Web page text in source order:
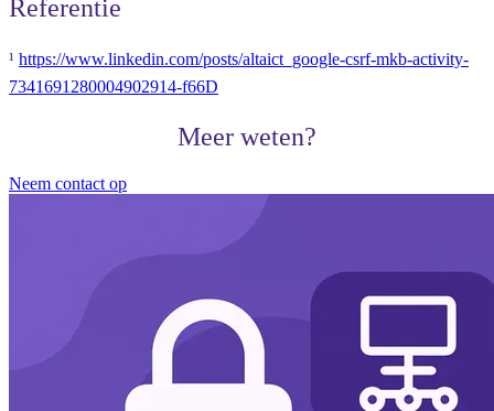
Referentie
¹ https://www.linkedin.com/posts/altaict_google-csrf-mkb-activity-
7341691280004902914-f66D
Meer weten?
Neem contact op